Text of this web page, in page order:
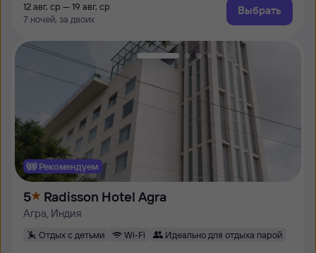
12 авг, ср — 19 авг, ср
7 ночей, за двоих
Выбрать
Рекомендуем
5 Radisson Hotel Agra
Агра, Индия
Отдых с детьми Wi-Fi Идеально для отдыха парой